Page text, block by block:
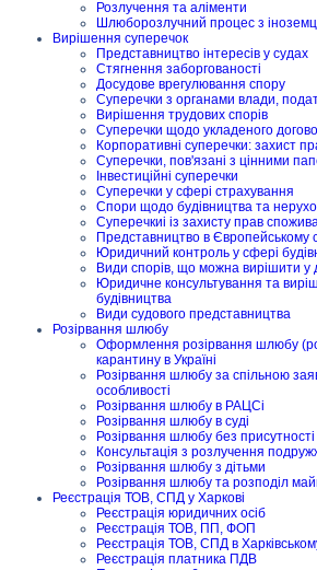
Розлучення та аліменти
Шлюборозлучний процес з
Вирішення суперечок
Представництво інтересів у судах
Стягнення заборгованості
Досудове врегулювання спору
Суперечки з органами влади,
Вирішення трудових спорів
Суперечки щодо укладеного
Корпоративні суперечки: захист
Суперечки, пов'язані з цінними
Інвестиційні суперечки
Суперечки у сфері страхування
Спори щодо будівництва та
Суперечкиі із захисту прав
Представництво в Європейському
Юридичний контроль у сфері
Види спорів, що можна вирішити у
Юридичне консультування та
будівництва
Види судового представництва
Розірвання шлюбу
Оформлення розірвання шлюбу
карантину в Україні
Розірвання шлюбу за спільною
особливості
Розірвання шлюбу в РАЦСі
Розірвання шлюбу в суді
Розірвання шлюбу без присутності
Консультація з розлучення
Розірвання шлюбу з дітьми
Розірвання шлюбу та розподіл
Реєстрація ТОВ, СПД у Харкові
Реєстрація юридичних осіб
Реєстрація ТОВ, ПП, ФОП
Реєстрація ТОВ, СПД в
Реєстрація платника ПДВ